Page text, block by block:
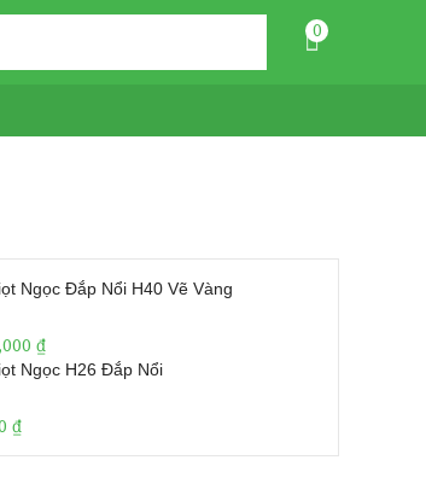
0
Ngọc Đắp Nổi H40 Vẽ Vàng
₫
Ngọc H26 Đắp Nổi
₫